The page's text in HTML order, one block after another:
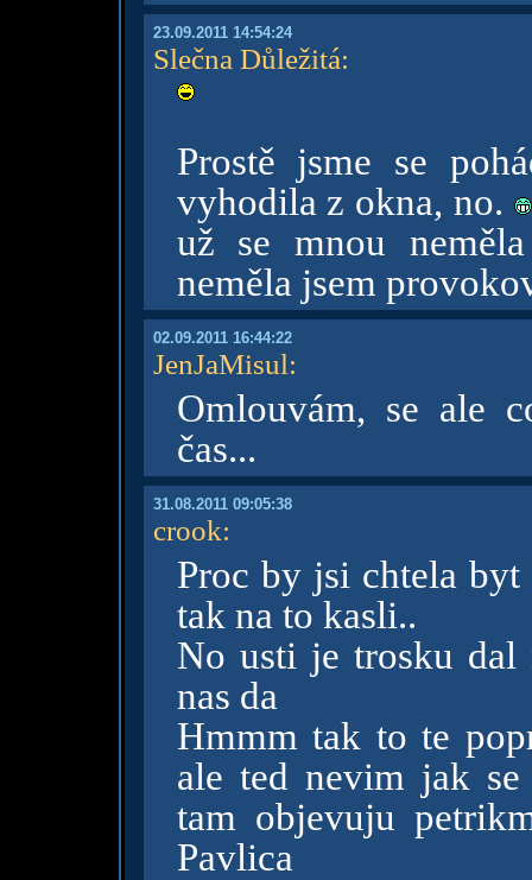
23.09.2011 14:54:24
Slečna Důležitá:
Prostě jsme se
vyhodila z okna, no.
už se mnou
neměla jsem
02.09.2011 16:44:22
JenJaMisul:
Omlouvám, se ale
čas...
31.08.2011 09:05:38
crook:
Proc by jsi chtela byt
tak na to kasli..
No usti je trosku dal
nas da
Hmmm tak to te
ale ted nevim jak
tam objevuju
Pavlica